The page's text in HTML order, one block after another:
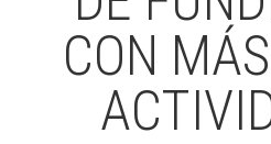
CON
CASES DE
ACCIÓ